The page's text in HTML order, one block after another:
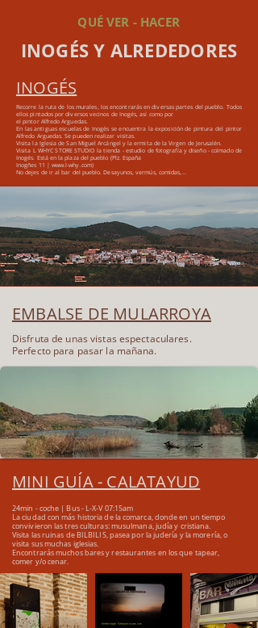
QUÉ VER - HACER
INOGÉS Y ALREDEDORES
INOGÉS
Recorre la ruta de los murales, los encontrarás en diversas partes del pueblo. Todos
ellos pintados por diversos vecinos de Inogés, así como por
el pintor Alfredo Arguedas.
En las antiguas escuelas de Inogés se encuentra la exposición de pintura del pintor
Alfredo Arguedas. Se pueden realizar visitas.
Visita la Iglesia de San Miguel Arcángel y la ermita de la Virgen de Jerusalén.
Visita L WHYC STORE STUDIO la tienda - estudio de fotografía y diseño - colmado de
Inogés. Está en la plaza del pueblo (Plz. España
Inogñes 11 | www.l-why.com)
No dejes de ir al bar del pueblo. Desayunos, vermús, comidas,...
EMBALSE DE MULARROYA
Disfruta de unas vistas espectaculares.
Perfecto para pasar la mañana.
MINI GUÍA - CALATAYUD
24min - coche | Bus - L-X-V 07:15am
La ciudad con más historia de la comarca, dondeen un tiempo
convivieron las tres culturas: musulmana,judía y cristiana.
Visita las ruinas de BILBILIS, pasea por la judería y lamorería, o
visita sus muchas iglesias.
Encontrarás muchos bares y restaurantes en los que tapear,
comer y/o cenar.